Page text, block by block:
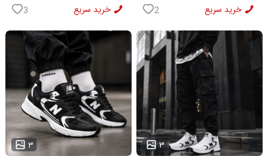
خرید سریع 3 خرید سریع 2
۳ ... ۳